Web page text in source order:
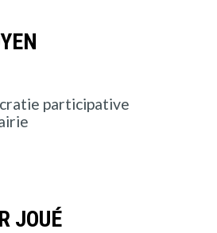
participative
JOUÉ